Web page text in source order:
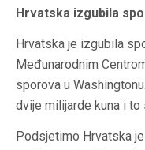
Hrvatska izgubila
Hrvatska je izgubila
Međunarodnim
sporova u
dvije milijarde kuna i to
Podsjetimo Hrvatska